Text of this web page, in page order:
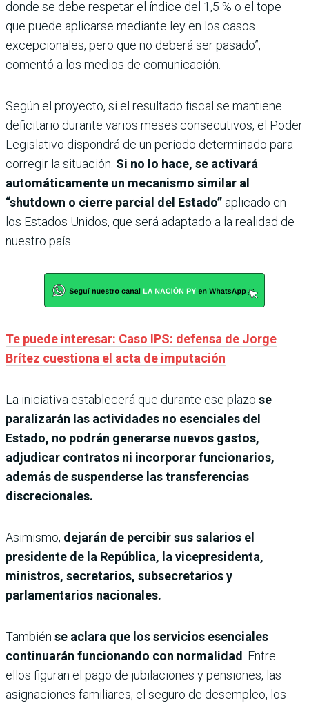
donde se debe respetar el índice del 1,5 % o el tope
que puede aplicarse mediante ley en los casos
excepcionales, pero que no deberá ser pasado”,
comentó a los medios de comunicación.
Según el proyecto, si el resultado fiscal se mantiene
deficitario durante varios meses consecutivos, el Poder
Legislativo dispondrá de un periodo determinado para
corregir la situación. Si no lo hace, se activará
automáticamente un mecanismo similar al
“shutdown o cierre parcial del Estado” aplicado en
los Estados Unidos, que será adaptado a la realidad de
nuestro país.
Te puede interesar: Caso IPS: defensa de Jorge
Brítez cuestiona el acta de imputación
La iniciativa establecerá que durante ese plazo se
paralizarán las actividades no esenciales del
Estado, no podrán generarse nuevos gastos,
adjudicar contratos ni incorporar funcionarios,
además de suspenderse las transferencias
discrecionales.
Asimismo, dejarán de percibir sus salarios el
presidente de la República, la vicepresidenta,
ministros, secretarios, subsecretarios y
parlamentarios nacionales.
También se aclara que los servicios esenciales
continuarán funcionando con normalidad. Entre
ellos figuran el pago de jubilaciones y pensiones, las
asignaciones familiares, el seguro de desempleo, los